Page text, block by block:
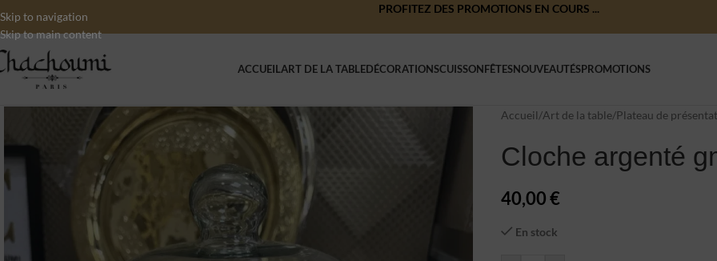
Skip to navigation
Skip to main content
PROFITEZ DES PROMOTIONS EN COURS ...
ACCUEILART DE LA TABLEDÉCORATIONSCUISSONFÊTESNOUVEAUTÉSPROMOTIONS
Accueil/Art de la table/Plateau de
Cloche argenté
40,00€
En stock